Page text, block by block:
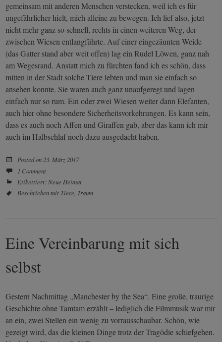
gemeinsam mit anderen Menschen verstecken, weil ich es für
ungefährlicher hielt, mich alleine zu bewegen. Ich lief also, jetzt
nicht mehr ganz so schnell, rechts in einen weiteren Weg, der
zwischen Wiesen entlangführte. Auf einer eingezäunten Weide
(das Gatter stand aber weit offen) lag ein Rudel Löwen, ganz nah
am Wegesrand. Anstatt mich zu fürchten fand ich es schön, dass
mitten in der Stadt solche Tiere lebten und man sie einfach so
ansehen konnte. Sie waren auch ganz unaufgeregt und lagen
einfach nur so rum. Ein oder zwei Wiesen weiter dann Elefanten,
auch hier ohne besondere Sicherheitsvorkehrungen. Es kann sein,
dass es auch noch Affen und Giraffen gab, aber das kann ich mir
auch im Halbschlaf noch dazu ausgedacht haben.
Posted on 23. März 2017
1 Comment
Etikettiert: Neue Heimat
Beschrieben mit Tiere Traum
Eine Vereinbarung mit sich
selbst
Gestern Nachmittag „Manchester by the Sea“. Eine große, traurige
Geschichte ohne Tamtam erzählt – lediglich die Filmmusik war mir
an ein, zwei Stellen ein wenig zu vorrausschaubar. Schön, wie
gezeigt wird, das die kleinen Dinge trotz der Tragödie schiefgehen.